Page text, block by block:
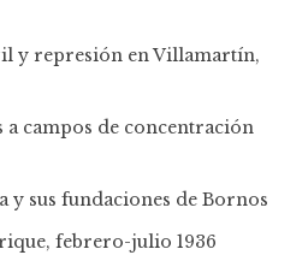
y represión en Villamartín,
a campos de concentración
y sus fundaciones de Bornos
febrero-julio 1936